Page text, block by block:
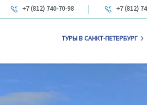
+7 (812) 740-70-98 +7 (812)
ТУРЫ В САНКТ-ПЕТЕРБУРГ